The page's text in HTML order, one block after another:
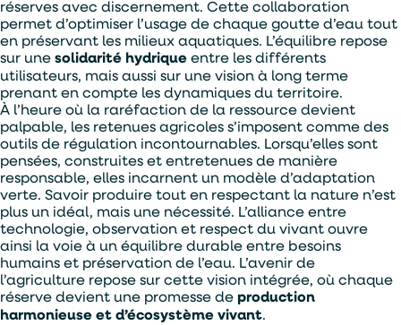
réserves avec discernement. Cette collaboration
permet d’optimiser l’usage de chaque goutte d’eau tout
en préservant les milieux aquatiques. L’équilibre repose
sur unesolidarité hydriqueentre les différents
utilisateurs, mais aussi sur une vision à long terme
prenant en compte les dynamiques du territoire.
À l’heure où la raréfaction de la ressource devient
palpable, les retenues agricoles s’imposent comme des
outils de régulation incontournables. Lorsqu’elles sont
pensées, construites et entretenues de manière
responsable, elles incarnent un modèle d’adaptation
verte. Savoir produire tout en respectant la nature n’est
plus un idéal, mais une nécessité. L’alliance entre
technologie, observation et respect du vivant ouvre
ainsi la voie à un équilibre durable entre besoins
humains et préservation de l’eau. L’avenir de
l’agriculture repose sur cette vision intégrée, où chaque
réserve devient une promesse de production
harmonieuse et d’écosystème vivant.